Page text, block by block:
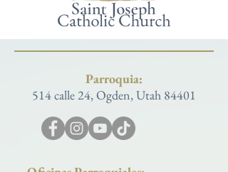
Parroquia:
514 calle 24, Ogden, Utah 84401